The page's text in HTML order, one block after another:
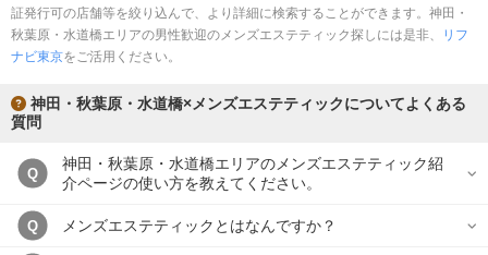
証発行可の店舗等を絞り込んで、より詳細に検索することができます。神田・
秋葉原・水道橋エリアの男性歓迎のメンズエステティック探しには是非、
リフ
ナビ東京をご活用ください。
神田・秋葉原・水道橋×メンズエステティックについてよくある
質問
Q
神田・秋葉原・水道橋エリアのメンズエステティック紹
介ページの使い方を教えてください。
Q メンズエステティックとはなんですか？